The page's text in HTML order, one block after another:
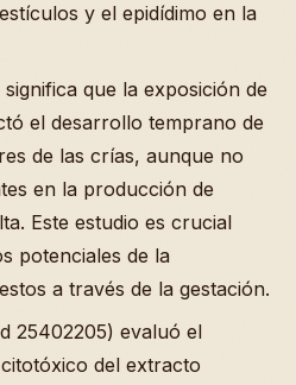
y el epidídimo en la
que la exposición de
el desarrollo temprano de
de las crías, aunque no
en la producción de
Este estudio es crucial
potenciales de la
a través de la gestación.
25402205) evaluó el
del extracto